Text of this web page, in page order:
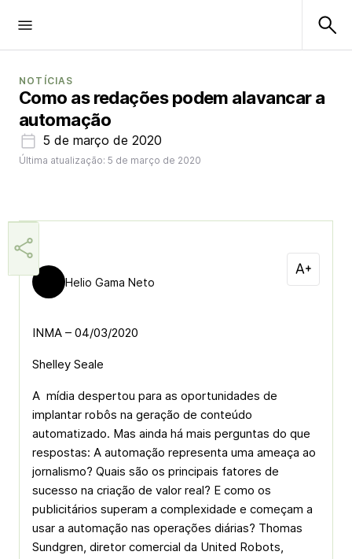
NOTÍCIAS
Como as redações podem alavancar a
automação
5 de março de 2020
Última atualização: 5 de março de 2020
Helio Gama Neto
INMA – 04/03/2020
Shelley Seale
A mídia despertou para as oportunidades de
implantar robôs na geração de conteúdo
automatizado. Mas ainda há mais perguntas do que
respostas: A automação representa uma ameaça ao
jornalismo? Quais são os principais fatores de
sucesso na criação de valor real? E como os
publicitários superam a complexidade e começam a
usar a automação nas operações diárias? Thomas
Sundgren, diretor comercial da United Robots,